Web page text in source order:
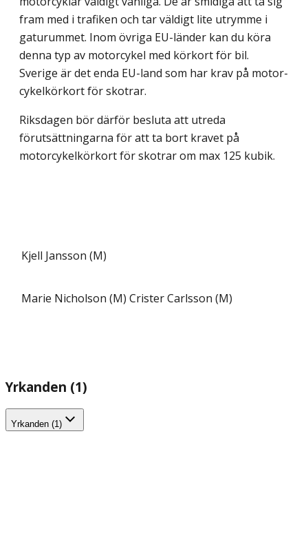
fram med i trafiken och tar väldigt lite utrymme i
gaturummet. Inom övriga EU-länder kan du köra
denna typ av motorcykel med körkort för bil.
Sverige är det enda EU-land som har krav på motor­
cykelkörkort för skotrar.
Riksdagen bör därför besluta att utreda
förutsättningarna för att ta bort kravet på
motorcykelkörkort för skotrar om max 125 kubik.
Kjell Jansson (M)
Marie Nicholson (M) Crister Carlsson (M)
Yrkanden (1)
Yrkanden (1)